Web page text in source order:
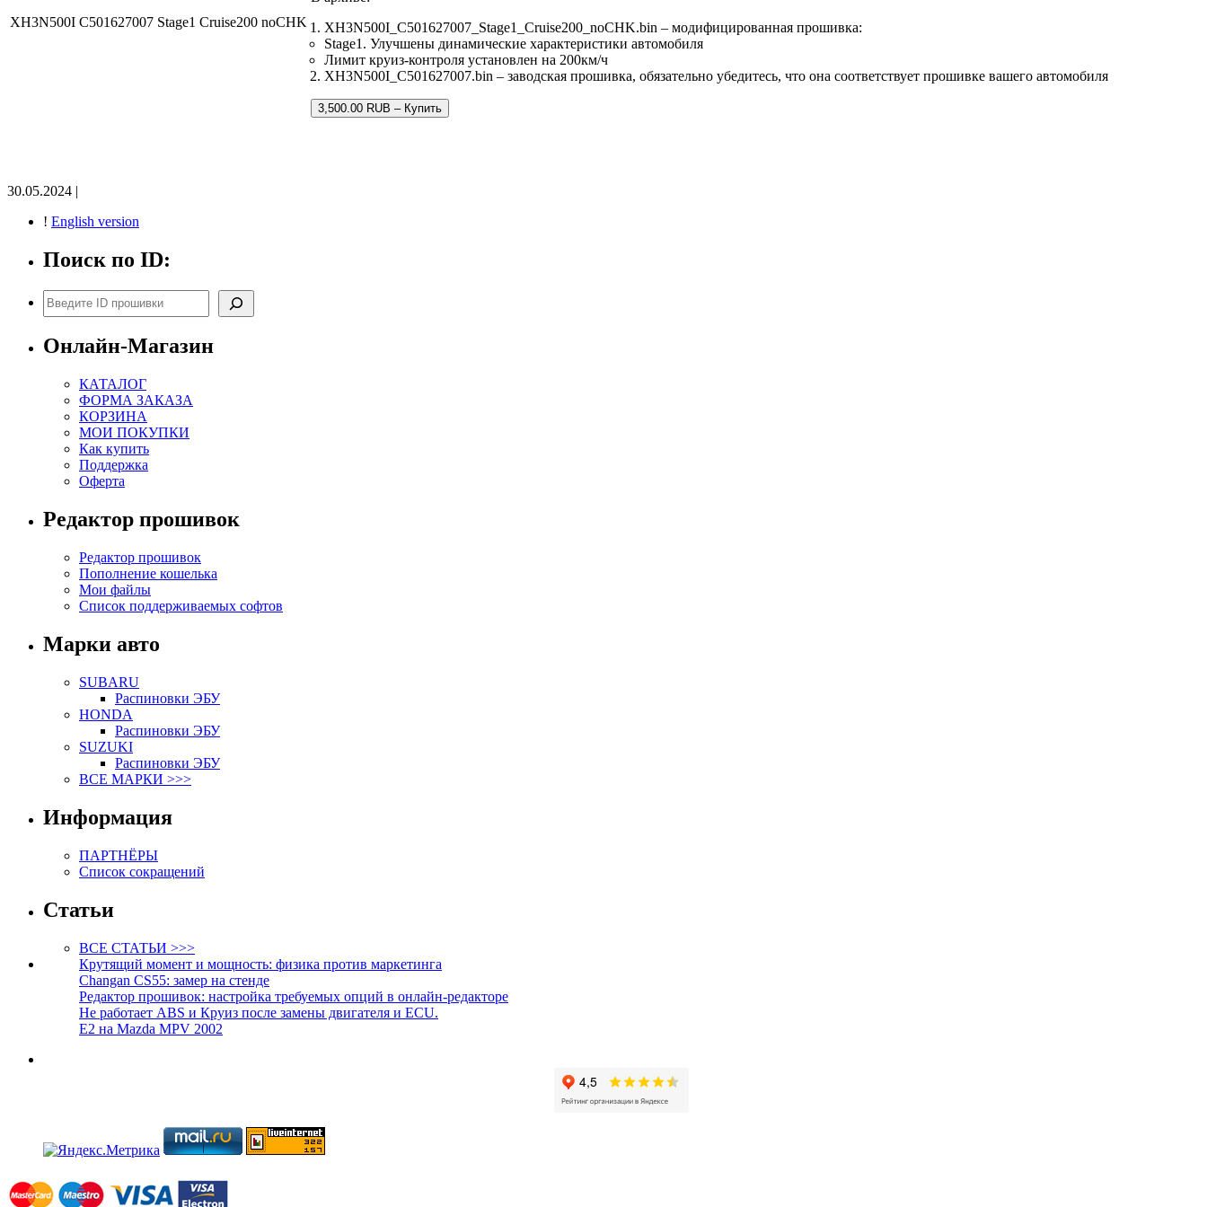
XH3N500I C501627007 Stage1 Cruise200 noCHK
XH3N500I_C501627007_Stage1_Cruise200_noCHK.bin – модифицированная прошивка:
Stage1. Улучшены динамические характеристики автомобиля
Лимит круиз-контроля установлен на 200км/ч
XH3N500I_C501627007.bin – заводская прошивка, обязательно убедитесь, что она соответствует прошивке вашего автомобиля
3,500.00 RUB – Купить
30.05.2024 |
! English version
Поиск по ID:
Поиск
Онлайн-Магазин
КАТАЛОГ
ФОРМА ЗАКАЗА
КОРЗИНА
МОИ ПОКУПКИ
Как купить
Поддержка
Оферта
Редактор прошивок
Редактор прошивок
Пополнение кошелька
Мои файлы
Список поддерживаемых софтов
Марки авто
SUBARU
Распиновки ЭБУ
HONDA
Распиновки ЭБУ
SUZUKI
Распиновки ЭБУ
ВСЕ МАРКИ >>>
Информация
ПАРТНЁРЫ
Список сокращений
Статьи
ВСЕ СТАТЬИ >>>
Крутящий момент и мощность: физика против маркетинга
Changan CS55: замер на стенде
Редактор прошивок: настройка требуемых опций в онлайн-редакторе
Не работает ABS и Круиз после замены двигателя и ECU.
E2 на Mazda MPV 2002